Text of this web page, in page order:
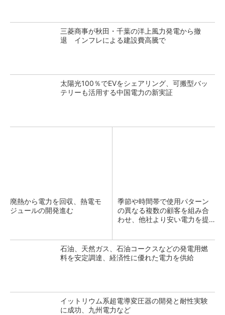
三菱商事が秋田・千葉の洋上風力発電から撤
退 インフレによる建設費高騰で
太陽光100％でEVをシェアリング、可搬型バッ
テリーも活用する中国電力の新実証
廃熱から電力を回収、熱電モ
ジュールの開発進む
季節や時間帯で使用パターン
の異なる複数の顧客を組み合
わせ、他社より安い電力を提
石油、天然ガス、石油コークスなどの発電用燃
料を安定調達、経済性に優れた電力を供給
イットリウム系超電導変圧器の開発と耐性実験
に成功、九州電力など